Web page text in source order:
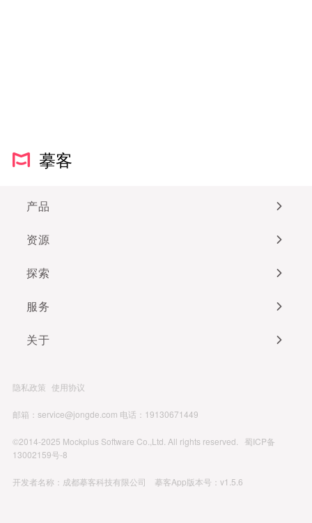
摹客
产品
资源
探索
服务
关于
隐私政策 使用协议
邮箱：service@jongde.com 电话：19130671449
©2014-2025 Mockplus Software Co.,Ltd. All rights reserved. 蜀ICP备
13002159号-8
开发者名称：成都摹客科技有限公司 摹客App版本号：v1.5.6